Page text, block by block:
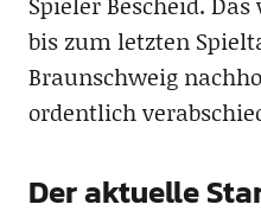
bis zum letzten
Braunschweig
ordentlich
Der aktuelle